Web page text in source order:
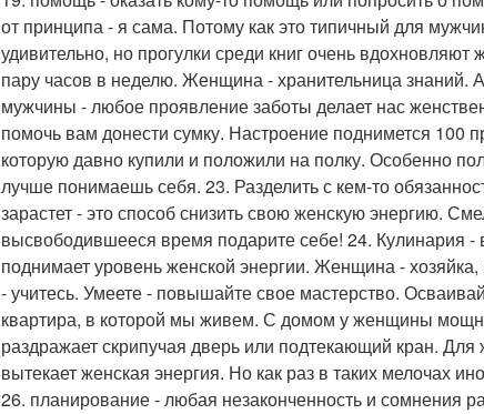
от принципа - я сама. Потому как это типичный для
удивительно, но прогулки среди книг очень
пару часов в неделю. Женщина - хранительница знаний.
мужчины - любое проявление заботы делает нас
помочь вам донести сумку. Настроение поднимется 100
которую давно купили и положили на полку. Особенно
лучше понимаешь себя. 23. Разделить с кем-то
зарастет - это способ снизить свою женскую энергию.
высвободившееся время подарите себе! 24. Кулинария -
поднимает уровень женской энергии. Женщина -
- учитесь. Умеете - повышайте свое мастерство.
квартира, в которой мы живем. С домом у женщины
раздражает скрипучая дверь или подтекающий кран.
вытекает женская энергия. Но как раз в таких мелочах
26. планирование - любая незаконченность и сомнения